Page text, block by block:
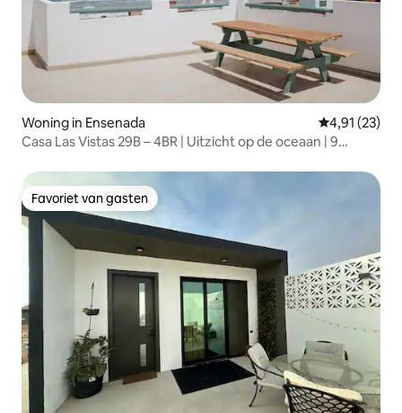
Woning in Ensenada Gemiddelde
4,91 (23)
Casa Las Vistas 29B – 4BR | Uitzicht op de oceaan | 9
Favoriet van gasten
Favoriet van gasten